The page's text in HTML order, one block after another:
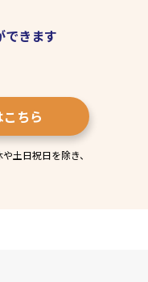
できます
ちら
土日祝日を除き、